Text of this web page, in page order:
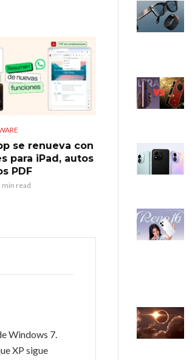
se renueva con
para iPad, autos
PDF
min read
Windows 7.
XP sigue